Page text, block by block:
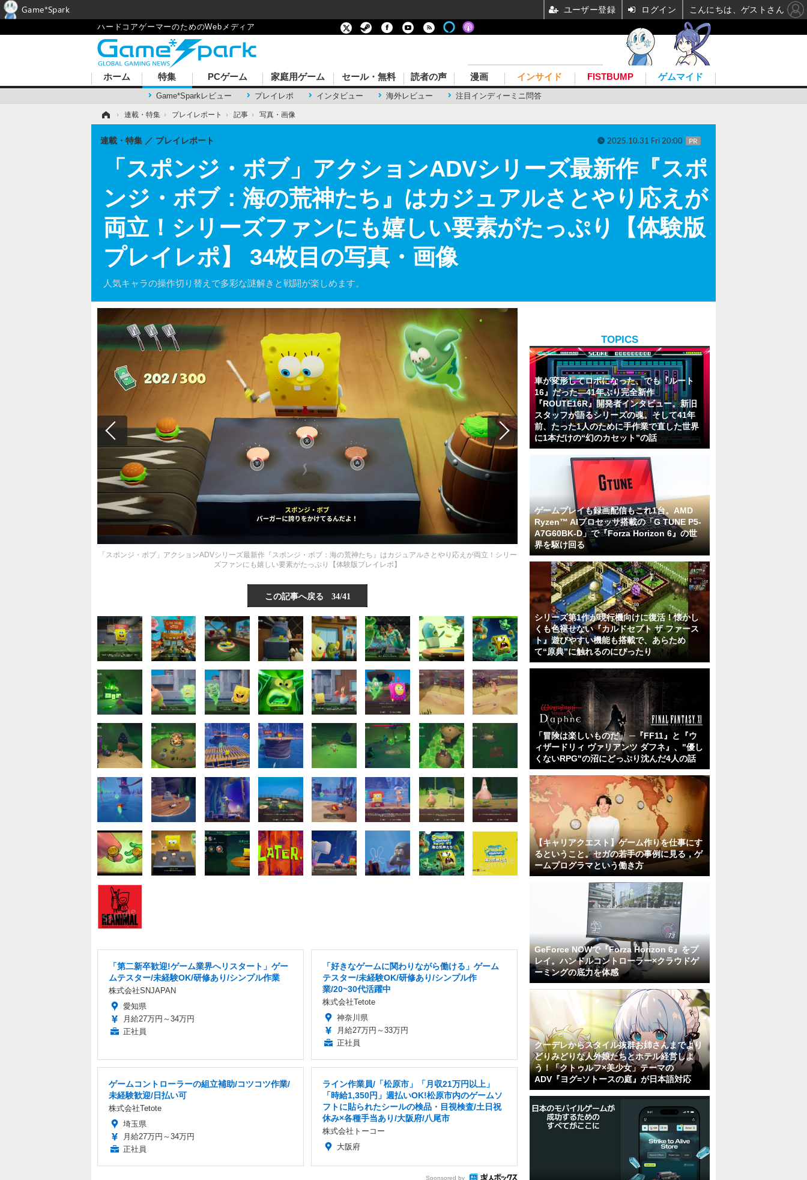
ハードコアゲーマーのためのWebメディア
ホーム 特集
Game*Sparkレビュー プレイレポ インタビュー 海外レビュー 注目インディーミニ問答
PCゲーム 家庭用ゲーム セール・無料 読者の声 漫画 インサイド FISTBUMP ゲムマイド
› 連載・特集 › プレイレポート › 記事 › 写真・画像
「スポンジ・ボブ」アクションADVシリーズ最新作『スポ
ンジ・ボブ：海の荒神たち』はカジュアルさとやり応えが
両立！シリーズファンにも嬉しい要素がたっぷり【体験版
プレイレポ】 34枚目の写真・画像
人気キャラの操作切り替えで多彩な謎解きと戦闘が楽しめます。
連載・特集 プレイレポート 2025.10.31 Fri 20:00 PR
「スポンジ・ボブ」アクションADVシリーズ最新作『スポンジ・ボブ：海の荒神たち』はカジュアルさとやり応えが両立！シリー
ズファンにも嬉しい要素がたっぷり【体験版プレイレポ】
この記事へ戻る 34/41
「第二新卒歓迎!ゲーム業界へリスタート」ゲー
ムテスター/未経験OK/研修あり/シンプル作業
株式会社SNJAPAN
愛知県
月給27万円～34万円
正社員
「好きなゲームに関わりながら働ける」ゲーム
テスター/未経験OK/研修あり/シンプル作
業/20~30代活躍中
株式会社Tetote
神奈川県
月給27万円～33万円
正社員
ゲームコントローラーの組立補助/コツコツ作業/
未経験歓迎/日払い可
株式会社Tetote
埼玉県
月給27万円～34万円
正社員
ライン作業員/「松原市」「月収21万円以上」
「時給1,350円」週払いOK!松原市内のゲームソ
フトに貼られたシールの検品・目視検査/土日祝
休み×各種手当あり/大阪府/八尾市
株式会社トーコー
大阪府
Sponsored by
TOPICS
車が変形してロボになった、でも『ルート
16』だった―41年ぶり完全新作
『ROUTE16R』開発者インタビュー。新旧
スタッフが語るシリーズの魂。そして41年
前、たった1人のために手作業で直した世界
に1本だけの“幻のカセット”の話
ゲームプレイも録画配信もこれ1台。AMD
Ryzen™ AIプロセッサ搭載の「G TUNE P5-
A7G60BK-D」で『Forza Horizon 6』の世
界を駆け回る
シリーズ第1作が現行機向けに復活！懐かし
くも色褪せない『カルドセプト ザ ファース
ト』遊びやすい機能も搭載で、あらため
て“原典”に触れるのにぴったり
「冒険は楽しいものだ」 ─『FF11』と『ウ
ィザードリィ ヴァリアンツ ダフネ』、"優し
くないRPG"の沼にどっぷり沈んだ4人の話
【キャリアクエスト】ゲーム作りを仕事にす
るということ。セガの若手の事例に見る，ゲ
ームプログラマという働き方
GeForce NOWで『Forza Horizon 6』をプ
レイ。ハンドルコントローラー×クラウドゲ
ーミングの底力を体感
クーデレからスタイル抜群お姉さんまでより
どりみどりな人外娘たちとホテル経営しよ
う！「クトゥルフ×美少女」テーマの
ADV『ヨグ=ソトースの庭』が日本語対応
Game*Spark ユーザー登録 ログイン こんにちは、ゲストさん